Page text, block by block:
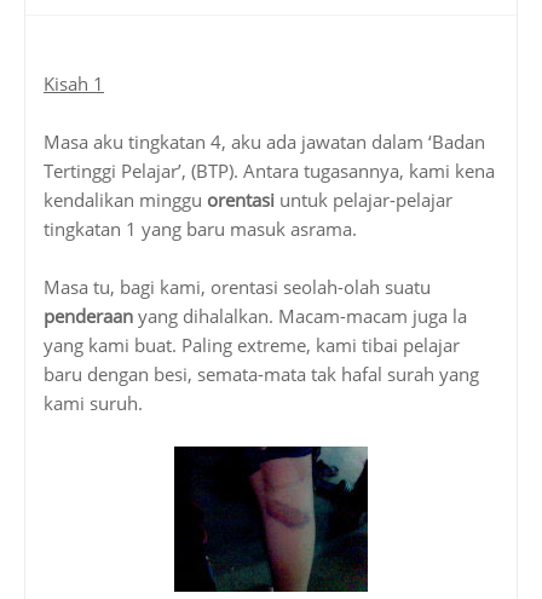
Kisah 1
Masa aku tingkatan 4, aku ada jawatan dalam ‘Badan
Tertinggi Pelajar’, (BTP). Antara tugasannya, kami kena
kendalikan minggu orentasi untuk pelajar-pelajar
tingkatan 1 yang baru masuk asrama.
Masa tu, bagi kami, orentasi seolah-olah suatu
penderaan yang dihalalkan. Macam-macam juga la
yang kami buat. Paling extreme, kami tibai pelajar
baru dengan besi, semata-mata tak hafal surah yang
kami suruh.